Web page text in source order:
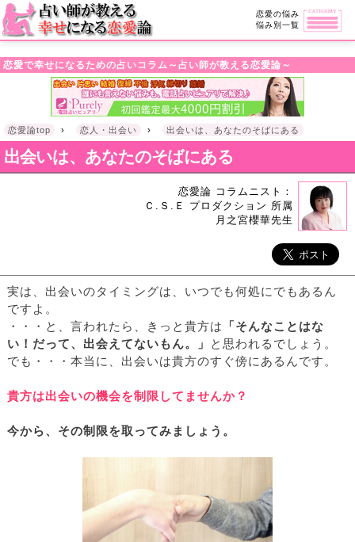
・!DOCTYPE html>l
恋愛の悩み
悩み別一覧
恋愛で幸せになるための占いコラム～占い師が教える恋愛論～
恋愛論top › 恋人・出会い › 出会いは、あなたのそばにある
出会いは、あなたのそばにある
恋愛論 コラムニスト：
Ｃ.Ｓ.Ｅ プロダクション 所属
月之宮櫻華先生
実は、出会いのタイミングは、いつでも何処にでもあるん
ですよ。
・・・と、言われたら、きっと貴方は
「そんなことはな
い！だって、出会えてないもん。」
と思われるでしょう。
でも・・・本当に、出会いは貴方のすぐ傍にあるんです。
貴方は出会いの機会を制限してませんか？
今から、その制限を取ってみましょう。